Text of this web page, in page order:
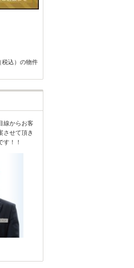
税込）の物件
線からお客
させて頂き
す！！